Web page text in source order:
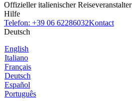
Offizieller italienischer Reiseveranstalter
Hilfe
Telefon: +39 06 62286032Kontact
Deutsch
English
Italiano
Français
Deutsch
Español
Português